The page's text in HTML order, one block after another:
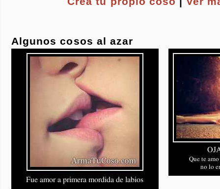
Algunos cosos al azar